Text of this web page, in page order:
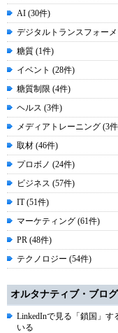
AI (30件)
デジタルトランスフォー
糖質 (1件)
イベント (28件)
糖質制限 (4件)
ヘルス (3件)
メディアトレーニング (3
取材 (46件)
プロボノ (24件)
ビジネス (57件)
IT (51件)
マーケティング (61件)
PR (48件)
テクノロジー (54件)
オルタナティブ・ブロ
LinkedInで見る「鎖国」
いる